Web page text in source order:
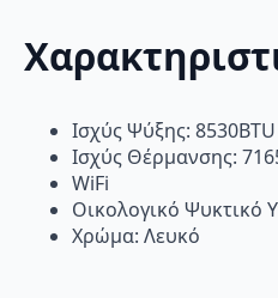
Ισχύς Ψύξης: 8530BTU
Ισχύς Θέρμανσης:
WiFi
Οικολογικό Ψυκτικό
Χρώμα: Λευκό